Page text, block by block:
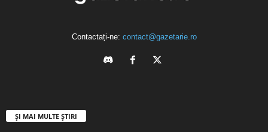
Contactați-ne: contact@gazetarie.ro
ȘI MAI MULTE ȘTIRI